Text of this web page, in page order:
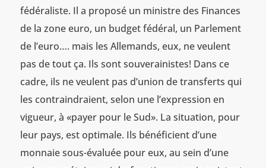
fédéraliste. Il a proposé un ministre des Finances
de la zone euro, un budget fédéral, un Parlement
de l’euro…. mais les Allemands, eux, ne veulent
pas de tout ça. Ils sont souverainistes! Dans ce
cadre, ils ne veulent pas d’union de transferts qui
les contraindraient, selon une l’expression en
vigueur, à «payer pour le Sud». La situation, pour
leur pays, est optimale. Ils bénéficient d’une
monnaie sous-évaluée pour eux, au sein d’une